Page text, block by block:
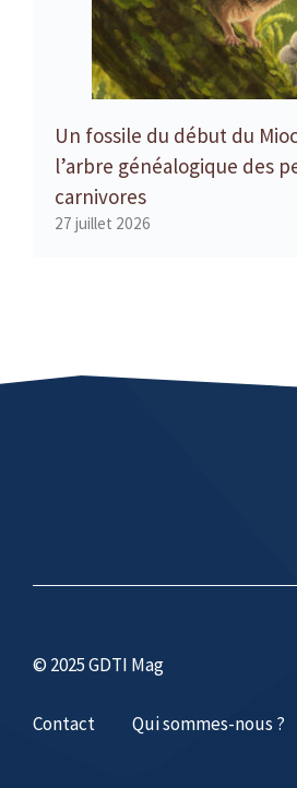
Un fossile du début du
l’arbre généalogique des
carnivores
27 juillet 2026
© 2025 GDTI Mag
Contact Qui sommes-nous ?